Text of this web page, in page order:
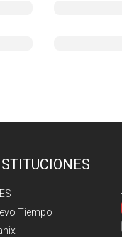
Tiempo